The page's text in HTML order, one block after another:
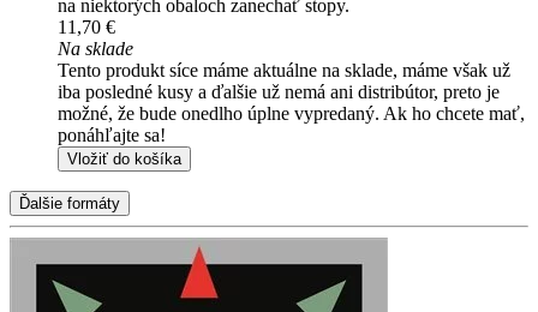
na niektorých obaloch zanechať stopy.
11,70 €
Na sklade
Tento produkt síce máme aktuálne na sklade, máme však už
iba posledné kusy a ďalšie už nemá ani distribútor, preto je
možné, že bude onedlho úplne vypredaný. Ak ho chcete mať,
ponáhľajte sa!
Vložiť do košíka
Ďalšie formáty